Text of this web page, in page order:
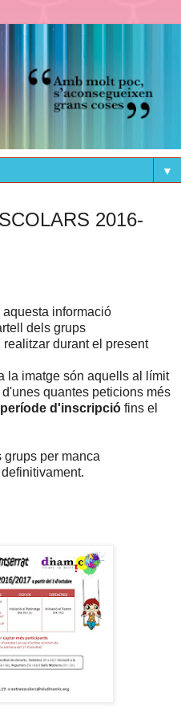
▼
2016-
informació
dels grups
durant el present
la imatge són aquells al límit
quantes peticions més
d'inscripció fins el
grups per manca